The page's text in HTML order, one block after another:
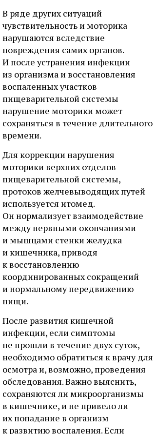
В ряде других ситуаций
чувствительность и моторика
нарушаются вследствие
повреждения самих органов.
И после устранения инфекции
из организма и восстановления
воспаленных участков
пищеварительной системы
нарушение моторики может
сохраняться в течение длительного
времени.
Для коррекции нарушения
моторики верхних отделов
пищеварительной системы,
протоков желчевыводящих путей
используется итомед.
Он нормализует взаимодействие
между нервными окончаниями
и мышцами стенки желудка
и кишечника, приводя
к восстановлению
координированных сокращений
и нормальному передвижению
пищи.
После развития кишечной
инфекции, если симптомы
не прошли в течение двух суток,
необходимо обратиться к врачу для
осмотра и, возможно, проведения
обследования. Важно выяснить,
сохраняются ли микроорганизмы
в кишечнике, и не привело ли
их попадание в организм
к развитию воспаления. Если